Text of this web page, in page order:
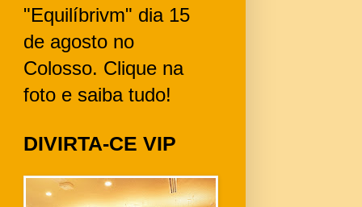
"Equilíbrivm" dia 15
de agosto no
Colosso. Clique na
foto e saiba tudo!
DIVIRTA-CE VIP